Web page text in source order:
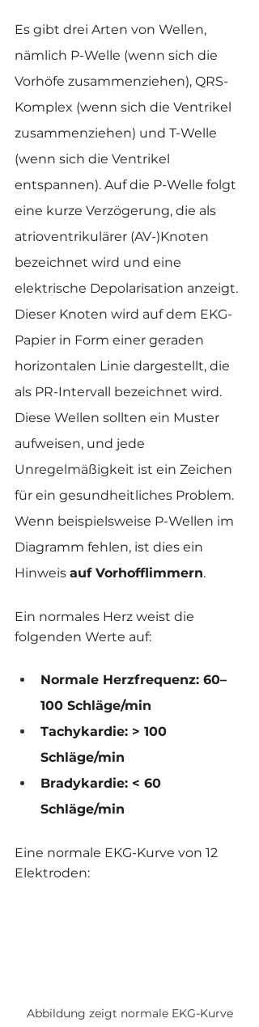
Es gibt drei Arten von Wellen,
nämlich P-Welle (wenn sich die
Vorhöfe zusammenziehen), QRS-
Komplex (wenn sich die Ventrikel
zusammenziehen) und T-Welle
(wenn sich die Ventrikel
entspannen). Auf die P-Welle folgt
eine kurze Verzögerung, die als
atrioventrikulärer (AV-)Knoten
bezeichnet wird und eine
elektrische Depolarisation anzeigt.
Dieser Knoten wird auf dem EKG-
Papier in Form einer geraden
horizontalen Linie dargestellt, die
als PR-Intervall bezeichnet wird.
Diese Wellen sollten ein Muster
aufweisen, und jede
Unregelmäßigkeit ist ein Zeichen
für ein gesundheitliches Problem.
Wenn beispielsweise P-Wellen im
Diagramm fehlen, ist dies ein
Hinweis auf Vorhofflimmern.
Ein normales Herz weist die
folgenden Werte auf:
Normale Herzfrequenz: 60–
100 Schläge/min
Tachykardie: > 100
Schläge/min
Bradykardie: < 60
Schläge/min
Eine normale EKG-Kurve von 12
Elektroden:
Abbildung zeigt normale EKG-Kurve